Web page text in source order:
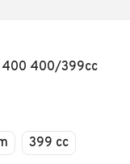
400 400/399cc
399 cc